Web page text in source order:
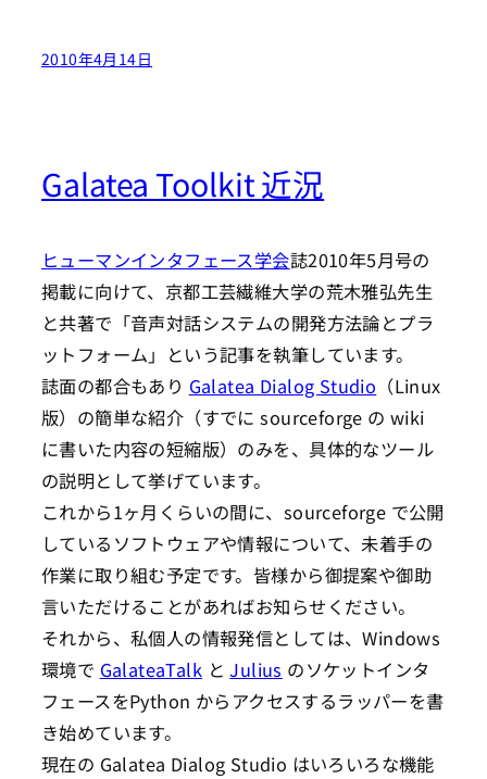
2010年4月14日
Galatea Toolkit 近況
ヒューマンインタフェース学会誌2010年5月号の
掲載に向けて、京都工芸繊維大学の荒木雅弘先生
と共著で「音声対話システムの開発方法論とプラ
ットフォーム」という記事を執筆しています。
誌面の都合もあり Galatea Dialog Studio （Linux
版）の簡単な紹介（すでに sourceforge の wiki
に書いた内容の短縮版）のみを、具体的なツール
の説明として挙げています。
これから1ヶ月くらいの間に、sourceforge で公開
しているソフトウェアや情報について、未着手の
作業に取り組む予定です。皆様から御提案や御助
言いただけることがあればお知らせください。
それから、私個人の情報発信としては、Windows
環境で GalateaTalk とJulius のソケットインタ
フェースをPython からアクセスするラッパーを書
き始めています。
現在の Galatea Dialog Studio はいろいろな機能